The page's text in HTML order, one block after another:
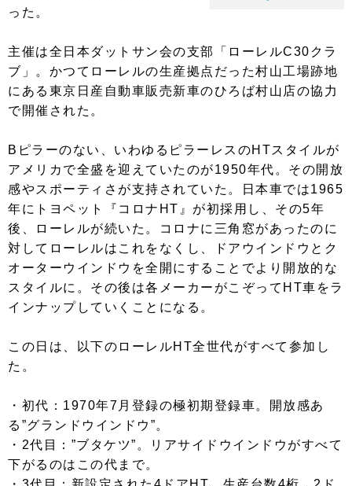
インタビュー
イベント告知 イベントレポート
った。
主催は全日本ダットサン会の支部「ローレルC30クラ
ブ」。かつてローレルの生産拠点だった村山工場跡地
にある東京日産自動車販売新車のひろば村山店の協力
で開催された。
Bピラーのない、いわゆるピラーレスのHTスタイルが
アメリカで全盛を迎えていたのが1950年代。その開放
感やスポーティさが支持されていた。日本車では1965
年にトヨペット『コロナHT』が初採用し、その5年
後、ローレルが続いた。コロナに三角窓があったのに
対してローレルはこれをなくし、ドアウインドウとク
オーターウインドウを全開にすることでより開放的な
スタイルに。その後は各メーカーがこぞってHT車をラ
インナップしていくことになる。
この日は、以下のローレルHT全世代がすべて参加し
た。
・初代：1970年7月登録の極初期登録車。開放感あ
る”グランドウインドウ”。
・2代目：”ブタケツ”。リアサイドウインドウがすべて
下がるのはこの代まで。